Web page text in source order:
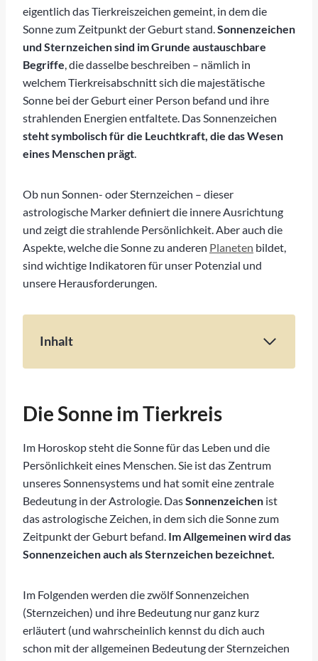
eigentlich das Tierkreiszeichen gemeint, in dem die
Sonne zum Zeitpunkt der Geburt stand. Sonnenzeichen
und Sternzeichen sind im Grunde austauschbare
Begriffe , die dasselbe beschreiben – nämlich in
welchem Tierkreisabschnitt sich die majestätische
Sonne bei der Geburt einer Person befand und ihre
strahlenden Energien entfaltete. Das Sonnenzeichen
steht symbolisch für die Leuchtkraft, die das Wesen
eines Menschen prägt
Ob nun Sonnen- oder Sternzeichen – dieser
astrologische Marker definiert die innere Ausrichtung
und zeigt die strahlende Persönlichkeit. Aber auch die
Aspekte, welche die Sonne zu anderen Planeten bildet,
sind wichtige Indikatoren für unser Potenzial und
unsere Herausforderungen.
Inhalt
Konjunktion – 0° Abstand zwischen zwei
Planeten
Opposition – 180° Abstand
Trigon – 120° Abstand
Quadrat – 90° Abstand
Sextil – 60° Abstand
Die Sonne in den Häusern
Die Sonne im Tierkreis
Im Horoskop steht die Sonne für das Leben und die
Persönlichkeit eines Menschen. Sie ist das Zentrum
unseres Sonnensystems und hat somit eine zentrale
Bedeutung in der Astrologie. DasSonnenzeichen ist
das astrologische Zeichen, in dem sich die Sonne zum
Zeitpunkt der Geburt befand. Im Allgemeinen wird das
Sonnenzeichen auch als Sternzeichen bezeichnet.
Im Folgenden werden die zwölf Sonnenzeichen
(Sternzeichen) und ihre Bedeutung nur ganz kurz
erläutert (und wahrscheinlich kennst du dich auch
schon mit der allgemeinen Bedeutung der Sternzeichen